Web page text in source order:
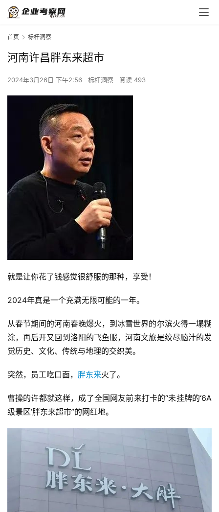
首页 标杆洞察
河南许昌胖东来超市
2024年3月26日 下午2:56 标杆洞察 阅读 493
就是让你花了钱感觉很舒服的那种，享受！
2024年真是一个充满无限可能的一年。
从春节期间的河南春晚爆火，到冰雪世界的尔滨火得一塌糊
涂，再后开又回到洛阳的飞鱼服，河南文旅是绞尽脑汁的发
觉历史、文化、传统与地理的交织美。
突然，员工吃口面， 胖东来火了。
曹操的许都就这样，成了全国网友前来打卡的“未挂牌的‘6A
级景区’胖东来超市”的网红地。